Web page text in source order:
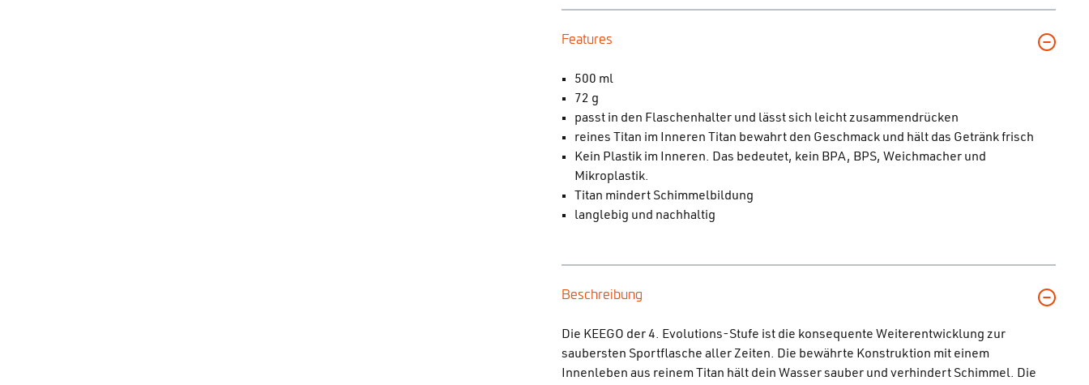
Features
500 ml
72 g
passt in den Flaschenhalter und lässt sich leicht zusammendrücken
reines Titan im Inneren Titan bewahrt den Geschmack und hält das Getränk frisch
Kein Plastik im Inneren. Das bedeutet, kein BPA, BPS, Weichmacher und
Mikroplastik.
Titan mindert Schimmelbildung
langlebig und nachhaltig
Beschreibung
Die KEEGO der 4. Evolutions-Stufe ist die konsequente Weiterentwicklung zur
saubersten Sportflasche aller Zeiten. Die bewährte Konstruktion mit einem
Innenleben aus reinem Titan hält dein Wasser sauber und verhindert Schimmel. Die